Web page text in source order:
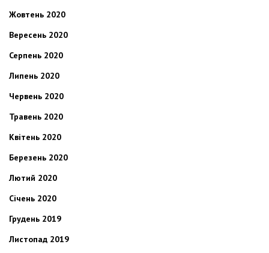
Жовтень 2020
Вересень 2020
Серпень 2020
Липень 2020
Червень 2020
Травень 2020
Квітень 2020
Березень 2020
Лютий 2020
Січень 2020
Грудень 2019
Листопад 2019